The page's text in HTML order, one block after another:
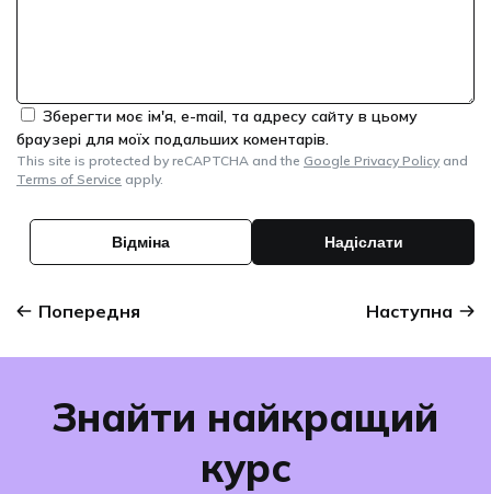
Зберегти моє ім'я, e-mail, та адресу сайту в цьому
браузері для моїх подальших коментарів.
This site is protected by reCAPTCHA and the Google Privacy Policy and
Terms of Service apply.
Попередня Наступна
Знайти найкращий
курс